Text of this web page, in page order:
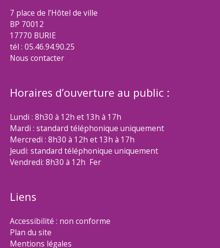
7 place de l’Hôtel de ville
BP 70012
17770 BURIE
tél : 05.46.94.90.25
Nous contacter
Horaires d’ouverture au public :
Lundi : 8h30 à 12h et 13h à 17h
Mardi : standard téléphonique uniquement
Mercredi : 8h30 à 12h et 13h à 17h
Jeudi: standard téléphonique uniquement
Vendredi: 8h30 à 12h Fer
Liens
Accessibilité : non conforme
Plan du site
Mentions légales